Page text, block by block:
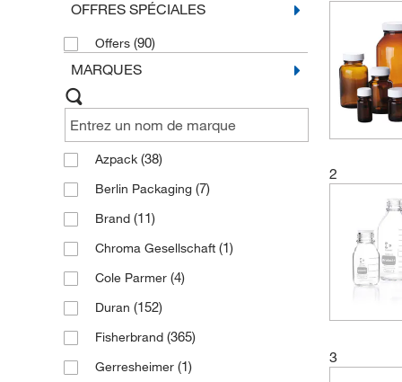
OFFRES SPÉCIALES
Offers (90)
MARQUES
Azpack (38)
Berlin Packaging (7)
Brand (11)
Chroma Gesellschaft (1)
Cole Parmer (4)
Duran (152)
Fisherbrand (365)
Gerresheimer (1)
2
3